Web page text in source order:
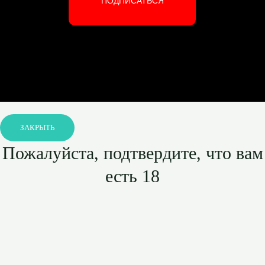
ЗАКРЫТЬ
Пожалуйста, подтвердите, что вам
есть 18